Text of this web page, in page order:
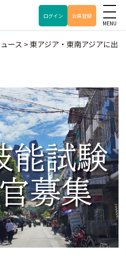
ログイン 会員登録
ース > 東アジア・東南アジアに出